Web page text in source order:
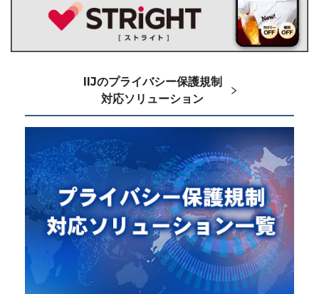
IIJのプライバシー保護規制
対応ソリューション